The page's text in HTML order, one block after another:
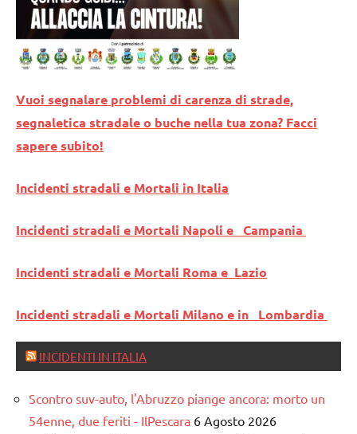
Vuoi segnalare problemi di carenza di strade,
segnaletica stradale o buche nella tua zona? Facci
sapere subito!
Incidenti stradali e Mortali in Italia
Incidenti stradali e Mortali Napoli e Campania
Incidenti stradali e Mortali Roma e Lazio
Incidenti stradali e Mortali Milano e in Lombardia
INCIDENTI IN ITALIA
Scontro suv-auto, l'Abruzzo piange ancora: morto un
54enne, due feriti - IlPescara 6 Agosto 2026